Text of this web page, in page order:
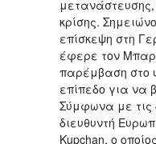
μετανάστευσης,
κρίσης.
επίσκεψη στη
έφερε τον
παρέμβαση στο
επίπεδο για να
Σύμφωνα με τις
διευθυντή
Kupchan, ο